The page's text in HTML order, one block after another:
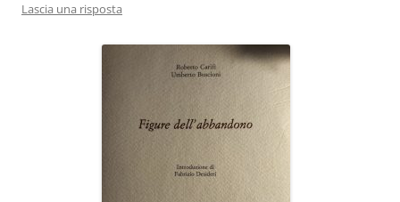
Lascia una risposta